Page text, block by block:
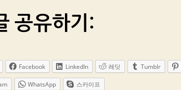
공유하기:
Facebook LinkedIn 레딧 Tumblr
WhatsApp 스카이프